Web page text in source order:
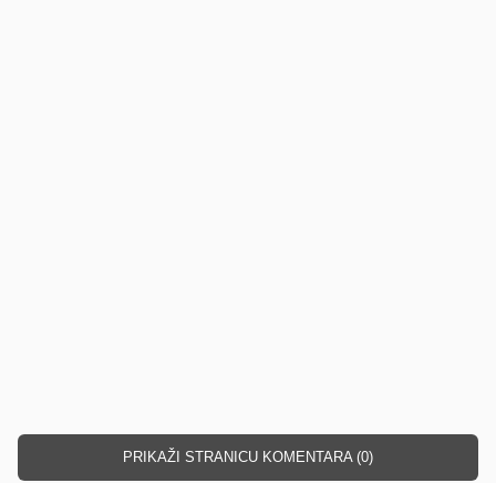
PRIKAŽI STRANICU KOMENTARA (0)